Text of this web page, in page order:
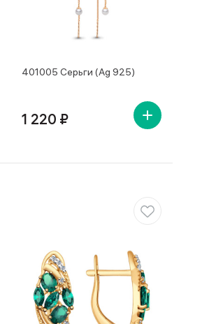
401005 Серьги (Ag 925)
1 220 ₽